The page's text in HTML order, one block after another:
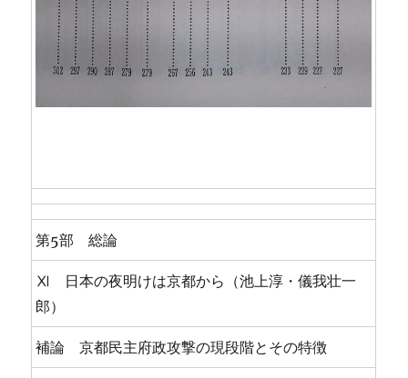
第5部 総論
Ⅺ 日本の夜明けは京都から（池上淳・儀我壮一
郎）
補論 京都民主府政攻撃の現段階とその特徴